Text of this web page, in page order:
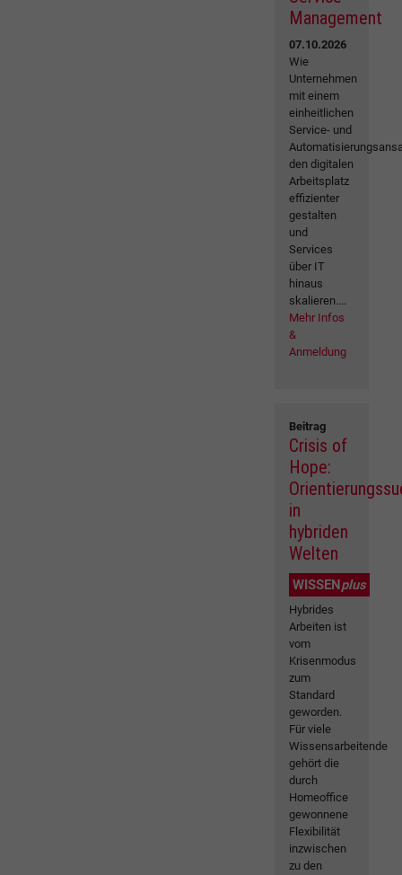
Management
07.10.2026
Wie
Unternehmen
mit einem
einheitlichen
Service- und
den digitalen
Arbeitsplatz
effizienter
gestalten
und
Services
über IT
hinaus
skalieren....
Mehr Infos
&
Anmeldung
Beitrag
Crisis of
Hope:
in
hybriden
Welten
WISSENplus
Hybrides
Arbeiten ist
vom
Krisenmodus
zum
Standard
geworden.
Für viele
Wissensarbeitende
gehört die
durch
Homeoffice
gewonnene
Flexibilität
inzwischen
zu den